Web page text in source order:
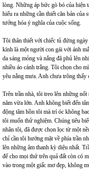
lòng. Những áp bức gò bó của hiện
hiểu ra những cần thiết căn bản của
tưởng hóa ý nghĩa của cuộc sống.
Tôi thân thiết với chiếc tủ đứng
kính là một người con gái với ánh
da sáng mỏng và nắng đã phủ lên
nhiều áo cánh trắng. Tôi chọn cho
yêu nắng mưa. Anh chưa trông
Trên trần nhà, tôi treo lên những
năm vừa lớn. Anh không biết đến
động tâm hồn tôi mà trí óc không
tôi muốn thử nghiệm. Chúng tiêu
nhân tôi, đã được chọn lọc từ một
chỉ cần tôi hướng mặt về phía trần
lên những âm thanh kỳ diệu nhất.
để cho mọi thứ trên quả đất còn có
vào trong một giấc mơ đẹp, không